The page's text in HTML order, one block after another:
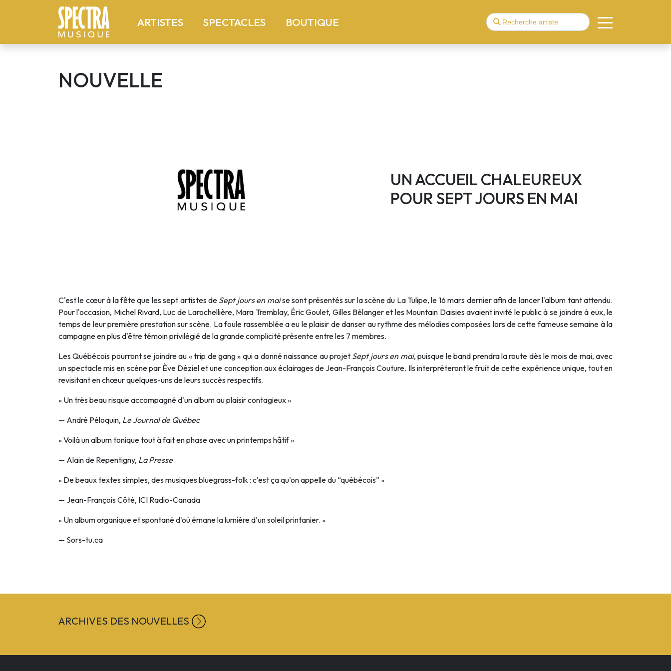
ARTISTES(current)SPECTACLES(current)BOUTIQUE
NOUVELLE
UN ACCUEIL CHALEUREUX
POUR SEPT JOURS EN MAI
C'est le cœur à la fête que les sept artistes de Sept jours en maise sont présentés sur la scène du La Tulipe, le 16 mars dernier afin de lancer l'album tant attendu.
Pour l'occasion, Michel Rivard, Luc de Larochellière, Mara Tremblay, Éric Goulet, Gilles Bélanger et les Mountain Daisies avaient invité le public à se joindre à eux, le
temps de leur première prestation sur scène. La foule rassemblée a eu le plaisir de danser au rythme des mélodies composées lors de cette fameuse semaine à la
campagne en plus d'être témoin privilégié de la grande complicité présente entre les 7 membres.
Les Québécois pourront se joindre au « trip de gang » qui a donné naissance au projet Sept jours en mai, puisque le band prendra la route dès le mois de mai, avec
un spectacle mis en scène par Ève Déziel et une conception aux éclairages de Jean-François Couture. Ils interpréteront le fruit de cette expérience unique, tout en
revisitant en chœur quelques-uns de leurs succès respectifs.
« Un très beau risque accompagné d'un album au plaisir contagieux »
— André Péloquin, Le Journal de Québec
« Voilà un album tonique tout à fait en phase avec un printemps hâtif »
— Alain de Repentigny, La Presse
« De beaux textes simples, des musiques bluegrass-folk : c'est ça qu'on appelle du “québécois” »
— Jean-François Côté, ICI Radio-Canada
« Un album organique et spontané d'où émane la lumière d'un soleil printanier. »
— Sors-tu.ca
ARCHIVES DES NOUVELLES